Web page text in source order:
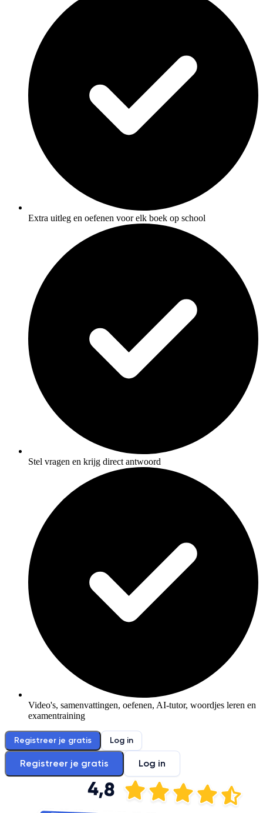
Extra uitleg en oefenen voor elk boek op school
Stel vragen en krijg direct antwoord
Video's, samenvattingen, oefenen, AI-tutor, woordjes leren en
examentraining
Registreer je gratis Log in
Registreer je gratis Log in